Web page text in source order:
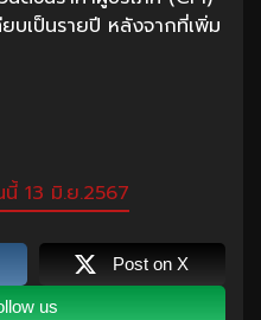
บเป็นรายปี หลังจากที่เพิ่ม
นี้ 13 มิ.ย.2567
Post on X
us